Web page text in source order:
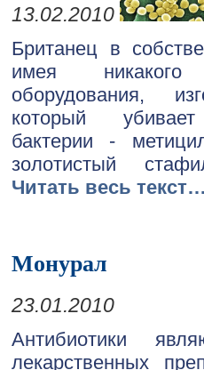
13.02.2010
Британец в
имея никакого
оборудования,
который
бактерии -
золотистый
Читать весь
Монурал
23.01.2010
Антибиотики
лекарственных